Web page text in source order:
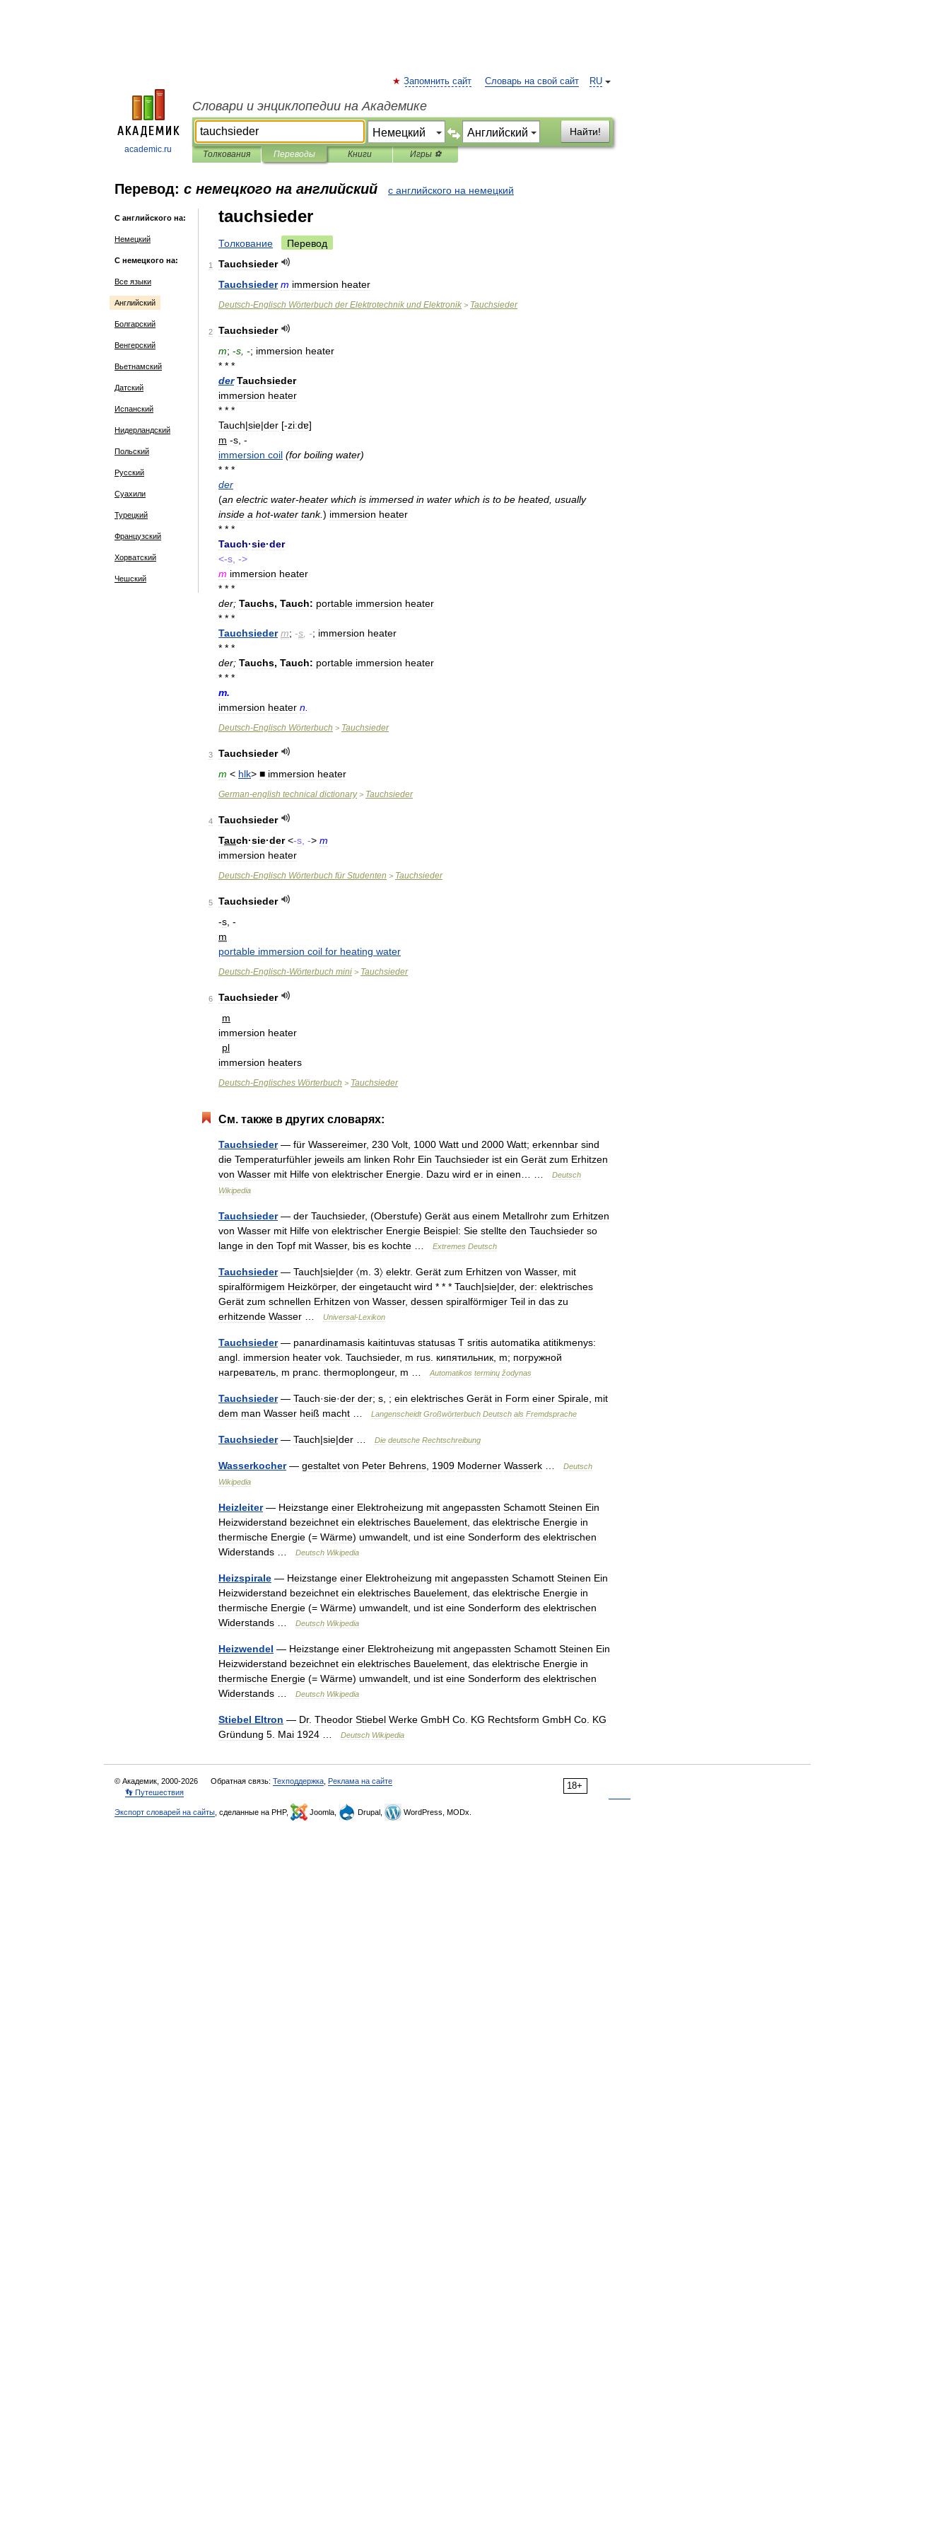
academic.ru
RU
Запомнить сайт Словарь на свой сайт
Словари и энциклопедии на Академике
Найти!
Толкования Переводы Книги Игры ⚽
Перевод: с немецкого на английский с английского на немецкий
С английского на:
Немецкий
С немецкого на:
Все языки
Английский
Болгарский
Венгерский
Вьетнамский
Датский
Испанский
Нидерландский
Польский
Русский
Суахили
Турецкий
Французский
Хорватский
Чешский
tauchsieder
Толкование Перевод
1
Tauchsieder
Tauchsieder m immersion heater
Deutsch-Englisch Wörterbuch der Elektrotechnik und Elektronik > Tauchsieder
2
Tauchsieder
m; -s , -; immersion heater
* * *
der Tauchsieder
immersion heater
* * *
Tauch|sie|der [-ziːdɐ]
m -s , -
immersion coil (for boiling water)
* * *
der
(an electric water-heater which is immersed in water which is to be heated usually
inside a hot-water tank.) immersion heater
* * *
Tauch·sie·der
<-s , ->
m immersion heater
* * *
der; Tauchs, Tauch: portable immersion heater
* * *
Tauchsieder m; -s , -; immersion heater
* * *
der; Tauchs, Tauch: portable immersion heater
* * *
m.
immersion heater n
Deutsch-Englisch Wörterbuch > Tauchsieder
3
Tauchsieder
m < hlk> ■ immersion heater
German-english technical dictionary> Tauchsieder
4
Tauchsieder
Tauch·sie·der<-s , -> m
immersion heater
Deutsch-Englisch Wörterbuch für Studenten > Tauchsieder
5
Tauchsieder
-s , -
m
portable immersion coil for heating water
Deutsch-Englisch-Wörterbuch mini > Tauchsieder
6
Tauchsieder
m
immersion heater
pl
immersion heaters
Deutsch-Englisches Wörterbuch > Tauchsieder
См. также в других словарях:
Tauchsieder— für Wassereimer, 230 Volt 1000 Watt und 2000 Watt; erkennbar sind
die Temperaturfühler jeweils am linken Rohr Ein Tauchsieder ist ein Gerät zum Erhitzen
von Wasser mit Hilfe von elektrischer Energie Dazu wird er in einen
Deutsch
Wikipedia
Tauchsieder— der Tauchsieder, (Oberstufe) Gerät aus einem Metallrohr zum Erhitzen
von Wasser mit Hilfe von elektrischer Energie Beispiel: Sie stellte den Tauchsieder so
lange in den Topf mit Wasser, bis es kochte Extremes Deutsch
Tauchsieder— Tauch|sie|der 〈m 3〉 elektr. Gerät zum Erhitzen von Wasser, mit
spiralförmigem Heizkörper, der eingetaucht wird * * * Tauch|sie|der, der: elektrisches
Gerät zum schnellen Erhitzen von Wasser, dessen spiralförmiger Teil in das zu
erhitzende Wasser Universal-Lexikon
Tauchsieder— panardinamasis kaitintuvas statusas T sritis automatika atitikmenys:
angl immersion heater vok Tauchsieder, m rus кипятильник m; погружной
нагреватель m pranc thermoplongeur, m Automatikos terminų žodynas
Tauchsieder— Tauch·sie·der der; s , ; ein elektrisches Gerät in Form einer Spirale mit
dem man Wasser heiß macht Langenscheidt Großwörterbuch Deutsch als Fremdsprache
Tauchsieder— Tauch|sie|der Die deutsche Rechtschreibung
Wasserkocher— gestaltet von Peter Behrens 1909 Moderner Wasserk
Deutsch
Wikipedia
Heizleiter— Heizstange einer Elektroheizung mit angepassten Schamott Steinen Ein
Heizwiderstand bezeichnet ein elektrisches Bauelement das elektrische Energie in
thermische Energie (= Wärme) umwandelt und ist eine Sonderform des elektrischen
Widerstands
Deutsch Wikipedia
Heizspirale — Heizstange einer Elektroheizung mit angepassten Schamott Steinen Ein
Heizwiderstand bezeichnet ein elektrisches Bauelement das elektrische Energie in
thermische Energie (= Wärme) umwandelt und ist eine Sonderform des elektrischen
Widerstands
Deutsch Wikipedia
Heizwendel — Heizstange einer Elektroheizung mit angepassten Schamott Steinen Ein
Heizwiderstand bezeichnet ein elektrisches Bauelement das elektrische Energie in
thermische Energie (= Wärme) umwandelt und ist eine Sonderform des elektrischen
Widerstands
Deutsch Wikipedia
Stiebel Eltron — Dr. Theodor Stiebel Werke GmbH Co KG Rechtsform GmbH Co KG
Gründung 5 Mai 1924 Deutsch Wikipedia
18+
© Академик, 2000-2026 Обратная связь: Техподдержка Реклама на сайте
👣 Путешествия
Экспорт словарей на сайты , сделанные на PHP, Joomla, Drupal, WordPress, MODx.